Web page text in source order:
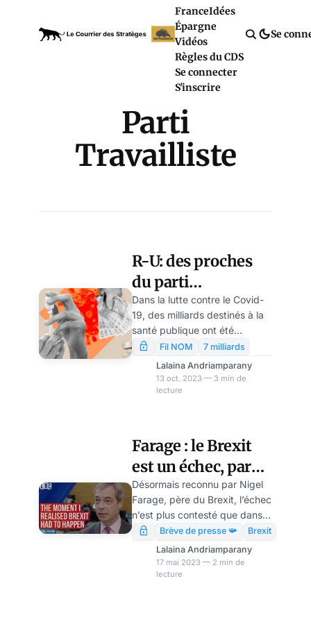
FranceIdées
Épargne
Vidéos
Règles du CDS
Se connecter
S'inscrire
Se
Parti
Travailliste
R-U: des proches
du parti
conservateur
accusés de
détournement des
fonds Covid
Dans la lutte contre le Covid-
19, des milliards destinés à la
santé publique ont été
frauduleusement détournés.
Au Royaume-Uni, ces
scandales de corruption sont
souvent perçus comme des «
de détournement du fonds
Covid ont même été utilisés
comme argument contre l’aide
étrangère. Pourtant, un
rapport récent de
Transparency International UK
indique qu’un cinquième des
contrats Covid attribués par le
gouvernement sont sujet à
des possibles ma
Fil NOM
7 milliards
Lalaina Andriamparany
13 oct. 2023 — 3 min de
lecture
Farage : le Brexit
est un échec, par
Modeste Schwartz
Désormais reconnu par Nigel
Farage, père du Brexit, l’échec
n’est plus contesté que dans
certaines salles de conférence
du souverainisme français,
hauts-lieux de la culture du
déni, entre deux génuflexions
Brève de presse 📯
Brexit
Lalaina Andriamparany
17 mai 2023 — 2 min de
lecture